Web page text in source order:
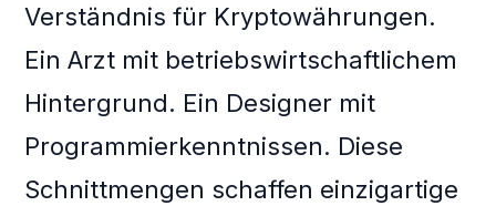
Verständnis für Kryptowährungen.
Ein Arzt mit betriebswirtschaftlichem
Hintergrund. Ein Designer mit
Programmierkenntnissen. Diese
Schnittmengen schaffen einzigartige